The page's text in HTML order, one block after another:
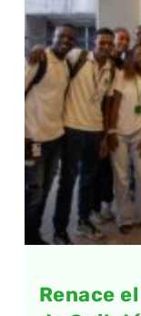
Renace